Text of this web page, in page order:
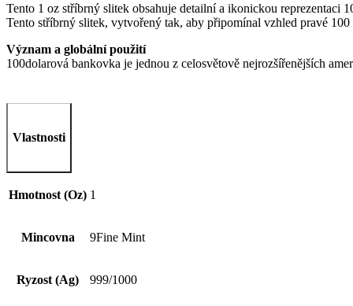
Tento 1 oz stříbrný slitek obsahuje detailní a ikonickou reprezentaci
Tento stříbrný slitek, vytvořený tak, aby připomínal vzhled pravé
Význam a globální použití
100dolarová bankovka je jednou z celosvětově nejrozšířenějších
Vlastnosti
Hmotnost (Oz) 1
Mincovna 9Fine Mint
Ryzost (Ag) 999/1000